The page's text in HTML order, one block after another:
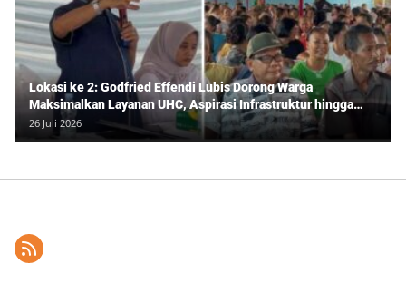
Lokasi ke 2: Godfried Effendi Lubis Dorong Warga
Maksimalkan Layanan UHC, Aspirasi Infrastruktur hingga
Pendidikan Mengemuka dalam Reses Medan Amplas
26 Juli 2026